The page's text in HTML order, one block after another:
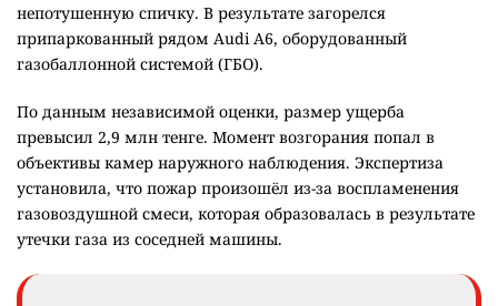
непотушенную спичку. В результате загорелся
припаркованный рядом Audi A6, оборудованный
газобаллонной системой (ГБО).
По данным независимой оценки, размер ущерба
превысил 2,9 млн тенге. Момент возгорания попал в
объективы камер наружного наблюдения. Экспертиза
установила, что пожар произошёл из-за воспламенения
газовоздушной смеси, которая образовалась в результате
утечки газа из соседней машины.